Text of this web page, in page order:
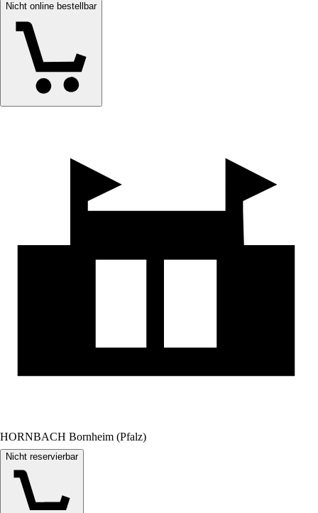
Nicht online bestellbar
HORNBACH Bornheim (Pfalz)
Nicht reservierbar